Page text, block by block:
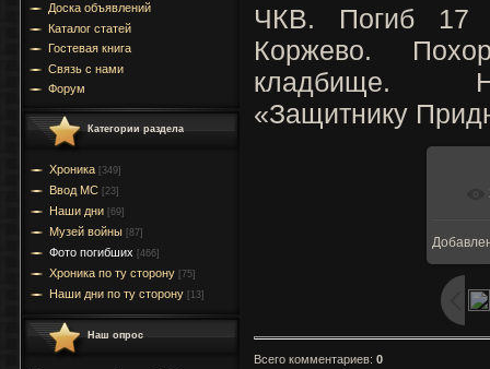
Доска объявлений
Каталог статей
Гостевая книга
Связь с нами
Форум
Категории раздела
Хроника [349]
Ввод МC [23]
Наши дни [69]
Музей войны [87]
Фото погибших [466]
Хроника по ту сторону [75]
Наши дни по ту сторону [13]
Наш опрос
ЧКВ. Погиб 17
Коржево.
кладбище.
«Защитнику
Всего комментариев: 0